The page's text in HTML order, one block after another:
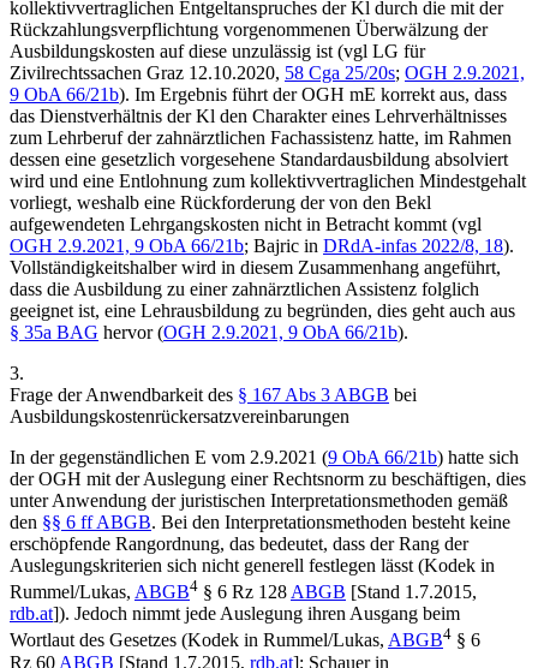
kollektivvertraglichen Entgeltanspruches der Kl durch die mit der
Rückzahlungsverpflichtung vorgenommenen Überwälzung der
Ausbildungskosten auf diese unzulässig ist (vgl LG für
Zivilrechtssachen Graz 12.10.2020, 58 Cga 25/20s; OGH 2.9.2021,
9 ObA 66/21b). Im Ergebnis führt der OGH mE korrekt aus, dass
das Dienstverhältnis der Kl den Charakter eines Lehrverhältnisses
zum Lehrberuf der zahnärztlichen Fachassistenz hatte, im Rahmen
dessen eine gesetzlich vorgesehene Standardausbildung absolviert
wird und eine Entlohnung zum kollektivvertraglichen Mindestgehalt
vorliegt, weshalb eine Rückforderung der von den Bekl
aufgewendeten Lehrgangskosten nicht in Betracht kommt (vgl
OGH 2.9.2021, 9 ObA 66/21b; Bajric in DRdA-infas 2022/8, 18).
Vollständigkeitshalber wird in diesem Zusammenhang angeführt,
dass die Ausbildung zu einer zahnärztlichen Assistenz folglich
geeignet ist, eine Lehrausbildung zu begründen, dies geht auch aus
§ 35a BAG hervor (OGH 2.9.2021, 9 ObA 66/21b).
3.
Frage der Anwendbarkeit des § 167 Abs 3 ABGB bei
Ausbildungskostenrückersatzvereinbarungen
In der gegenständlichen E vom 2.9.2021 (9 ObA 66/21b) hatte sich
der OGH mit der Auslegung einer Rechtsnorm zu beschäftigen, dies
unter Anwendung der juristischen Interpretationsmethoden gemäß
den §§ 6 ff ABGB. Bei den Interpretationsmethoden besteht keine
erschöpfende Rangordnung, das bedeutet, dass der Rang der
Auslegungskriterien sich nicht generell festlegen lässt (Kodek in
Rummel/Lukas, ABGB4 § 6 Rz 128 ABGB [Stand 1.7.2015,
rdb.at]). Jedoch nimmt jede Auslegung ihren Ausgang beim
Wortlaut des Gesetzes (Kodek in Rummel/Lukas, ABGB4 § 6
Rz 60 ABGB [Stand 1.7.2015, rdb.at]; Schauerin